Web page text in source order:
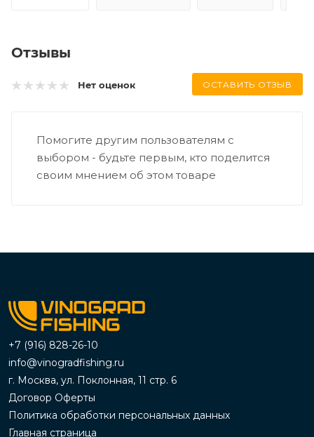
Отзывы
Нет оценок ОСТАВИТЬ ОТЗЫВ
Помогите другим пользователям с
выбором - будьте первым, кто поделится
своим мнением об этом товаре
+7 (916) 828-26-10
info@vinogradfishing.ru
г. Москва, ул. Поклонная, 11 стр. 6
Договор Оферты
Политика обработки персональных данных
Главная страница